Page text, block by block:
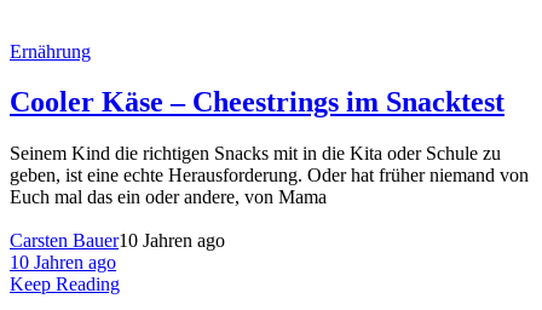
Ernährung
Cooler Käse – Cheestrings im Snacktest
Seinem Kind die richtigen Snacks mit in die Kita oder Schule zu
geben, ist eine echte Herausforderung. Oder hat früher niemand von
Euch mal das ein oder andere, von Mama
Carsten Bauer10 Jahren ago
10 Jahren ago
Keep Reading